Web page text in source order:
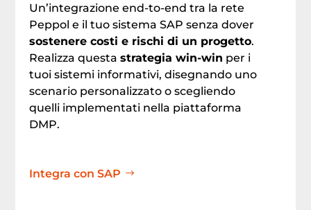
Un’integrazione end-to-end tra la rete
Peppol e il tuo sistema SAP senza dover
sostenere costi e rischi di un progetto.
Realizza questastrategia win-win per i
tuoi sistemi informativi, disegnando uno
scenario personalizzato o scegliendo
quelli implementati nella piattaforma
DMP.
Integra con SAP